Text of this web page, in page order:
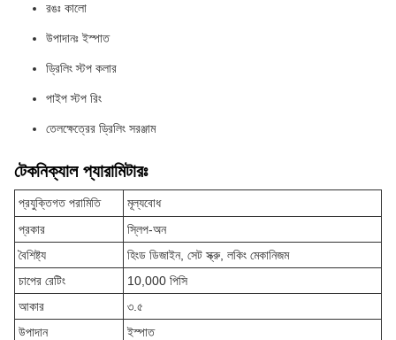
রঙঃ কালো
উপাদানঃ ইস্পাত
ড্রিলিং স্টপ কলার
পাইপ স্টপ রিং
তেলক্ষেত্রের ড্রিলিং সরঞ্জাম
টেকনিক্যাল প্যারামিটারঃ
প্রযুক্তিগত পরামিতি
মূল্যবোধ
প্রকার
স্লিপ-অন
বৈশিষ্ট্য
হিংড ডিজাইন, সেট স্ক্রু, লকিং মেকানিজম
চাপের রেটিং
10,000 পিসি
আকার
৩.৫
উপাদান
ইস্পাত